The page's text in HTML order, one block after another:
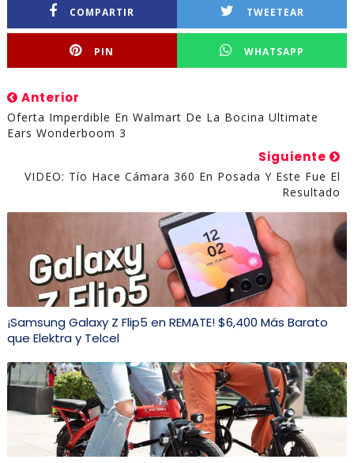
COMPARTIR TWEETEAR
PIN WHATSAPP
Anterior
Oferta Imperdible En Walmart De La Bocina Ultimate
Ears Wonderboom 3
Siguiente
VIDEO: Tío Hace Cámara 360 En Posada Y Este Fue El
Resultado
¡Samsung Galaxy Z Flip5 en REMATE! $6,400 Más Barato
que Elektra y Telcel